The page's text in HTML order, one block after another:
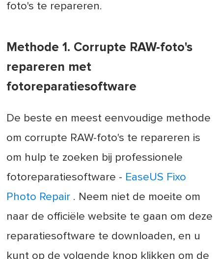
foto's te repareren.
Methode 1. Corrupte RAW-foto's
repareren met
fotoreparatiesoftware
De beste en meest eenvoudige methode
om corrupte RAW-foto's te repareren is
om hulp te zoeken bij professionele
fotoreparatiesoftware - EaseUS Fixo
Photo Repair . Neem niet de moeite om
naar de officiële website te gaan om deze
reparatiesoftware te downloaden, en u
kunt op de volgende knop klikken om de